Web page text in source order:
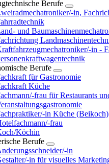
Berufe
in,
und
in -
Berufe
für Gastronomie
Küche
frau für Restaurants
in Küche (Beikoch)
frau
Köchin
Berufe
in
in für visuelles